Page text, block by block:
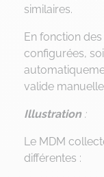
similaires.
En fonction
configurées,
valide
Illustration :
Le MDM
différentes :